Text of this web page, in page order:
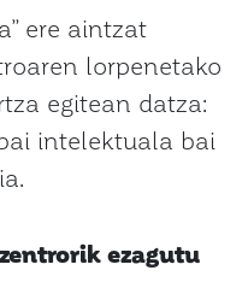
ere aintzat
lorpenetako
egitean datza:
intelektuala bai
ezagutu